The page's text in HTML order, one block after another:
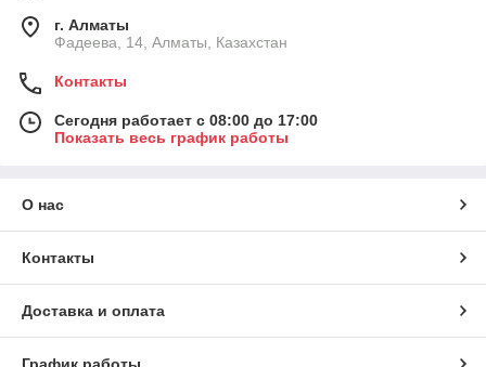
г. Алматы
Фадеева, 14, Алматы, Казахстан
Контакты
Сегодня работает с 08:00 до 17:00
Показать весь график работы
О нас
Контакты
Доставка и оплата